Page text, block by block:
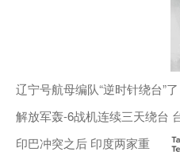
辽宁号航母编队“逆时针绕台”了
解放军轰-6战机连续三天绕台
印巴冲突之后 印度两家重